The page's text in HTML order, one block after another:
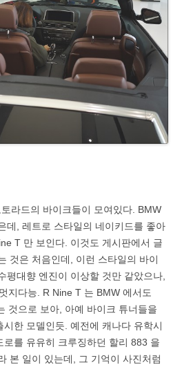
라드의 바이크들이 모여있다. BMW
데, 레트로 스타일의 네이키드를 좋아
T 만 보인다. 이것도 게시판에서 글
것은 처음인데, 이런 스타일의 바이
평대향 엔진이 이상할 것만 같았으나,
지다능. R Nine T 는 BMW 에서도
것으로 보아, 아예 바이크 튜너들을
한 모델인듯. 예전에 캐나다 유학시
로를 유유히 크루징하던 할리 883 을
본 일이 있는데, 그 기억이 사진처럼